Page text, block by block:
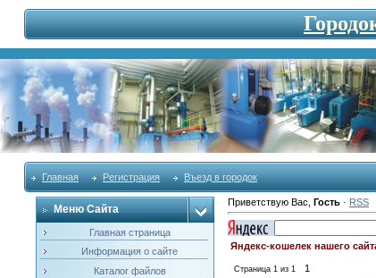
Главная Регистрация Въезд в городок
Меню Сайта
Главная страница
Информация о сайте
Каталог файлов
Приветствую Вас Гость· RSS
Яндекс-кошелек нашего
Страница 1 из 1
1